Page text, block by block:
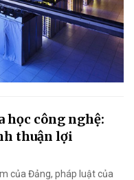
học công nghệ:
thuận lợi
của Đảng, pháp luật của